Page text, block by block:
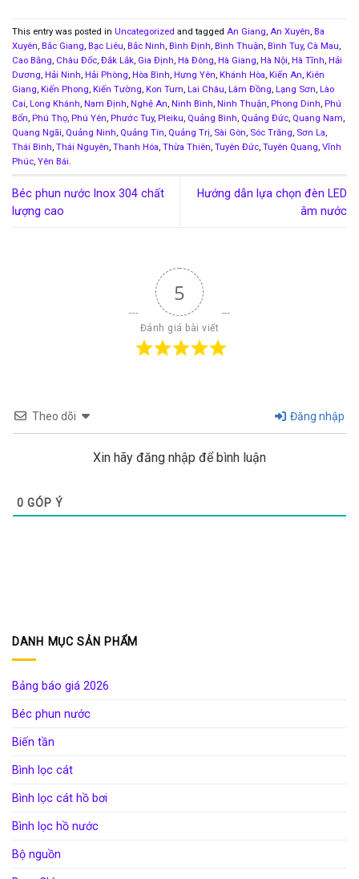
This entry was posted in Uncategorized and tagged An Giang An Xuyên Ba
Xuyên Bắc Giang Bạc Liêu Bắc Ninh Bình Định Bình Thuận Bình Tuy, Cà Mau
Cao Bằng Châu Đốc Đắk Lắk Gia Định Hà Đông Hà Giang Hà Nội Hà Tĩnh Hải
Dương Hải Ninh Hải Phòng Hòa Bình Hưng Yên Khánh Hòa Kiến An Kiên
Giang Kiến Phong Kiến Tường Kon Tum Lai Châu Lâm Đồng Lạng Sơn Lào
Cai Long Khánh Nam Định Nghệ An Ninh Bình Ninh Thuận Phong Dinh Phú
Bổn Phú Thọ Phú Yên Phước Tuy, Pleiku Quảng Bình Quảng Đức Quang Nam
Quang Ngãi Quảng Ninh Quảng Tín Quảng Trị Sài Gòn Sóc Trăng Sơn La
Thái Bình Thái Nguyên Thanh Hóa Thừa Thiên Tuyên Đức Tuyên Quang Vĩnh
Phúc Yên Bái
Béc phun nước Inox 304 chất
lượng cao
Hướng dẫn lựa chọn đèn LED
âm nước
5
Đánh giá bài viết
Theo dõi Đăng nhập
Xin hãy đăng nhập để bình luận
0 GÓP Ý
DANH MỤC SẢN PHẨM
Bảng báo giá 2026
Béc phun nước
Biến tần
Bình lọc cát
Bình lọc cát hồ bơi
Bình lọc hồ nước
Bộ nguồn